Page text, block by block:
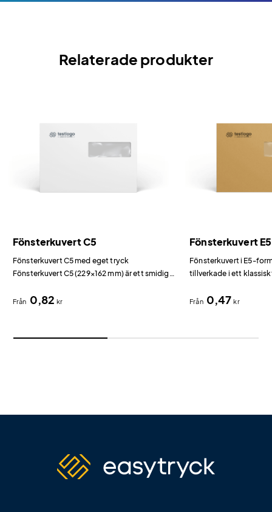
Relaterade produkter
Fönsterkuvert C5
Fönsterkuvert C5 med eget tryck
Fönsterkuvert C5 (229×162 mm) är ett smidigt
syns genom fönstret.
Från 0,82kr
Fönsterkuvert
Fönsterkuvert i E5-
tillverkade i ett
Från 0,47kr